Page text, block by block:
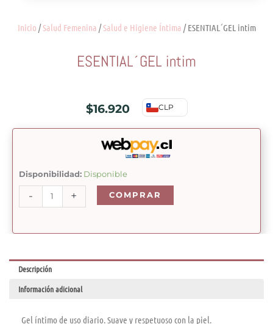
Inicio /Salud Femenina /Salud e Higiene Íntima / ESENTIAL´GEL intim
ESENTIAL´GEL intim
$16.920 CLP
Disponibilidad: Disponible
-
ESENTIAL
´GEL
+ COMPRAR
Descripción
Información adicional
Gel íntimo de uso diario. Suave y respetuoso con la piel.